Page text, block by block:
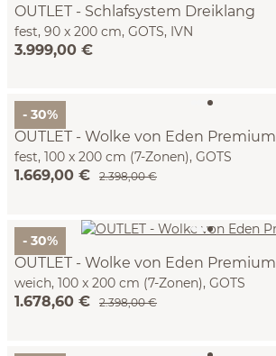
OUTLET - Schlafsystem Dreiklang
fest, 90 x 200 cm, GOTS, IVN
3.999,00 €
- 30%
OUTLET - Wolke von Eden Premium
fest, 100 x 200 cm (7-Zonen), GOTS
1.669,00 € 2.398,00 €
- 30%
OUTLET - Wolke von Eden Premium
weich, 100 x 200 cm (7-Zonen), GOTS
1.678,60 € 2.398,00 €